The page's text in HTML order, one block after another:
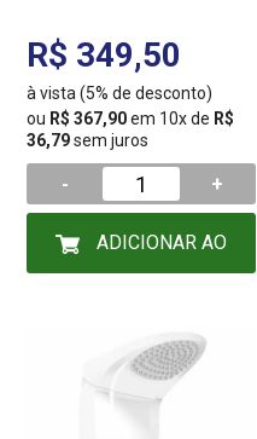
127/5500 7540552
R$ 349,50
à vista (5% de desconto)
ou R$ 367,90em 10x de R$
36,79sem juros
- +